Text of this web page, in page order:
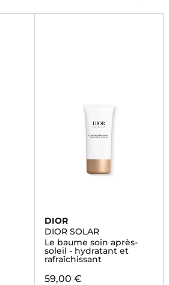
DIOR
DIOR SOLAR
Le baume soin après-
soleil - hydratant et
rafraîchissant
59,00 €